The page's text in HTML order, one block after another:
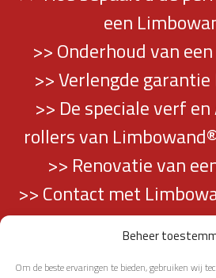
Beheer
Om de beste ervaringen te bieden, gebruiken wij
een
>> Onderhoud van
>> Verlengde
>> De speciale verf
rollers van
>> Renovatie van
>> Contact met
mail en